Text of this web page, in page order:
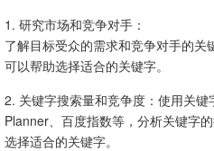
1. 研究市场和竞争对手：
了解目标受众的需求和竞争对手的关
可以帮助选择适合的关键字。
2. 关键字搜索量和竞争度：使用关
Planner、百度指数等，分析关键字
选择适合的关键字。